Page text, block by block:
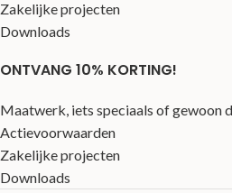
Zakelijke projecten
Downloads
ONTVANG 10% KORTING!
Maatwerk, iets speciaals of gewoon
Actievoorwaarden
Zakelijke projecten
Downloads